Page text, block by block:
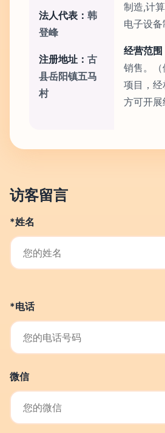
法人代表： 韩
登峰
注册地址： 古
县岳阳镇五马
村
制造,计
电子设
经营范围
销售。
项目，
方可开
访客留言
*姓名
*电话
微信